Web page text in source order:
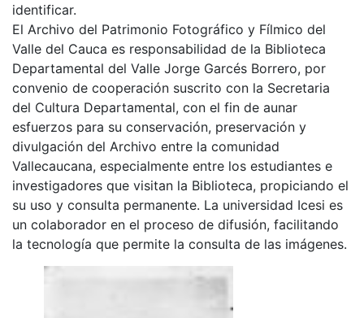
identificar.
El Archivo del Patrimonio Fotográfico y Fílmico del
Valle del Cauca es responsabilidad de la Biblioteca
Departamental del Valle Jorge Garcés Borrero, por
convenio de cooperación suscrito con la Secretaria
del Cultura Departamental, con el fin de aunar
esfuerzos para su conservación, preservación y
divulgación del Archivo entre la comunidad
Vallecaucana, especialmente entre los estudiantes e
investigadores que visitan la Biblioteca, propiciando el
su uso y consulta permanente. La universidad Icesi es
un colaborador en el proceso de difusión, facilitando
la tecnología que permite la consulta de las imágenes.